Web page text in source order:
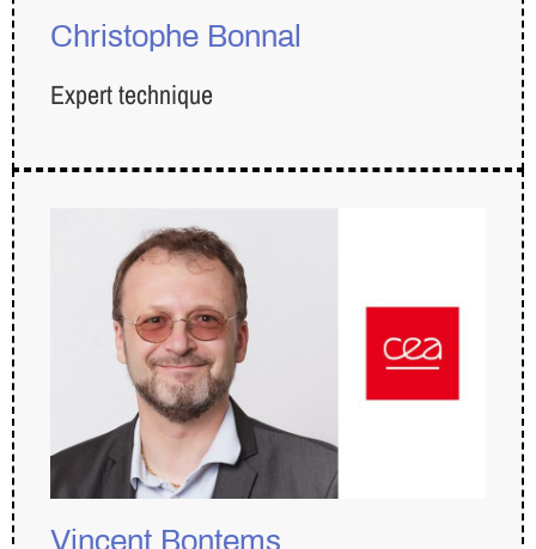
Christophe Bonnal
Expert technique
Vincent Bontems